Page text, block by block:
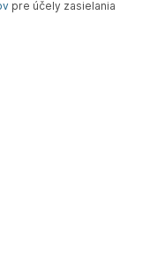
pre účely zasielania